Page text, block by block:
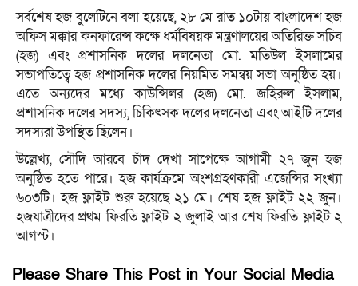
সর্বশেষ হজ বুলেটিনে বলা হয়েছে, ২৮ মে রাত ১০টায় বাংলাদেশ হজ
অফিস মক্কার কনফারেন্স কক্ষে ধর্মবিষয়ক মন্ত্রণালয়ের অতিরিক্ত সচিব
(হজ) এবং প্রশাসনিক দলের দলনেতা মো. মতিউল ইসলামের
সভাপতিত্বে হজ প্রশাসনিক দলের নিয়মিত সমন্বয় সভা অনুষ্ঠিত হয়।
এতে অন্যদের মধ্যে কাউন্সিলর (হজ) মো. জহিরুল ইসলাম,
প্রশাসনিক দলের সদস্য, চিকিৎসক দলের দলনেতা এবং আইটি দলের
সদস্যরা উপস্থিত ছিলেন।
উল্লেখ্য, সৌদি আরবে চাঁদ দেখা সাপেক্ষে আগামী ২৭ জুন হজ
অনুষ্ঠিত হতে পারে। হজ কার্যক্রমে অংশগ্রহণকারী এজেন্সির সংখ্যা
৬০৩টি। হজ ফ্লাইট শুরু হয়েছে ২১ মে। শেষ হজ ফ্লাইট ২২ জুন।
হজযাত্রীদের প্রথম ফিরতি ফ্লাইট ২ জুলাই আর শেষ ফিরতি ফ্লাইট ২
আগস্ট।
Please Share This Post in Your Social Media